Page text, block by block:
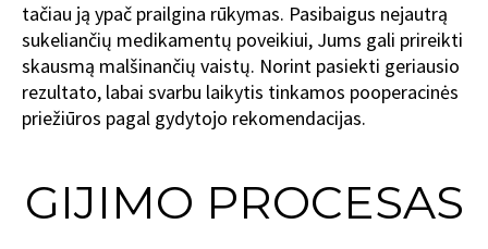
tačiau ją ypač prailgina rūkymas. Pasibaigus nejautrą
sukeliančių medikamentų poveikiui, Jums gali prireikti
skausmą malšinančių vaistų. Norint pasiekti geriausio
rezultato, labai svarbu laikytis tinkamos pooperacinės
priežiūros pagal gydytojo rekomendacijas.
GIJIMO PROCESAS